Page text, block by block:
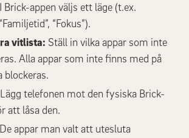
I Brick-appen väljs ett läge (t.ex.
“Fokus”).
vitlista: Ställ in vilka appar som inte
Alla appar som intefinns med på
blockeras.
Lägg telefonen mot den fysiska Brick-
att låsa den.
De appar man valt att utesluta